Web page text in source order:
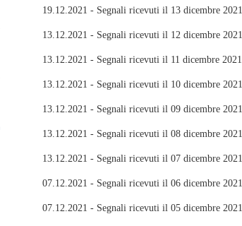
19.12.2021 - Segnali ricevuti il 13 dicembre 2021
13.12.2021 - Segnali ricevuti il 12 dicembre 2021
13.12.2021 - Segnali ricevuti il 11 dicembre 2021
13.12.2021 - Segnali ricevuti il 10 dicembre 2021
13.12.2021 - Segnali ricevuti il 09 dicembre 2021
13.12.2021 - Segnali ricevuti il 08 dicembre 2021
13.12.2021 - Segnali ricevuti il 07 dicembre 2021
07.12.2021 - Segnali ricevuti il 06 dicembre 2021
07.12.2021 - Segnali ricevuti il 05 dicembre 2021